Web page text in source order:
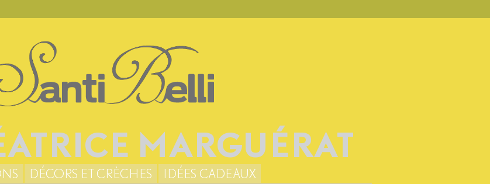
MARGUÉRAT
DÉCORS ET CRÈCHES IDÉES CADEAUX